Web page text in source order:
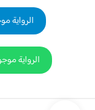
الرواية
الرواية